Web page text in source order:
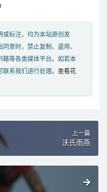
或标注，均为本站原创发
意时，禁止复制、盗用、
籍等各类媒体平台。如若本
系我们进行处理。 查看花
上一篇
沃氏雨燕